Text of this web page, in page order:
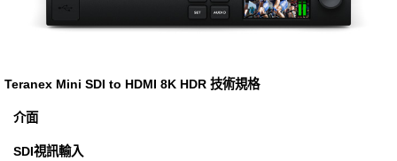
Teranex Mini SDI to HDMI 8K HDR 技術規格
介面
SDI視訊輸入